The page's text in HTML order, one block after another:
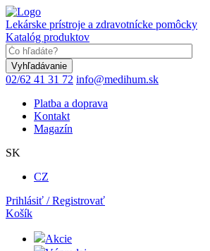
Skočiť
na
hlavný
obsah
Lekárske prístroje a zdravotnícke pomôcky
Katalóg produktov
02/62 41 31 72 info@medihum.sk
Platba a doprava
Kontakt
Magazín
SK
CZ
Prihlásiť / Registrovať
Košík
Akcie